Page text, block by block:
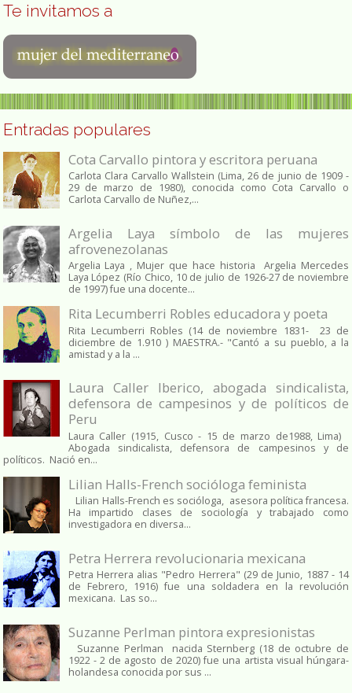
Te invitamos a
Entradas populares
Cota Carvallo pintora y escritora peruana
Carlota Clara Carvallo Wallstein (Lima, 26 de junio de 1909 -
29 de marzo de 1980), conocida como Cota Carvallo o
Carlota Carvallo de Nuñez,...
Argelia Laya símbolo de las mujeres
afrovenezolanas
Argelia Laya , Mujer que hace historia Argelia Mercedes
Laya López (Río Chico, 10 de julio de 1926-27 de noviembre
de 1997) fue una docente...
Rita Lecumberri Robles educadora y poeta
Rita Lecumberri Robles (14 de noviembre 1831- 23 de
diciembre de 1.910 ) MAESTRA.- "Cantó a su pueblo, a la
amistad y a la ...
Laura Caller Iberico, abogada sindicalista,
defensora de campesinos y de políticos de
Peru
Laura Caller (1915, Cusco - 15 de marzo de1988, Lima)
Abogada sindicalista, defensora de campesinos y de
políticos. Nació en...
Lilian Halls-French socióloga feminista
Lilian Halls-French es socióloga, asesora política francesa.
Ha impartido clases de sociología y trabajado como
investigadora en diversa...
Petra Herrera revolucionaria mexicana
Petra Herrera alias "Pedro Herrera" (29 de Junio, 1887 - 14
de Febrero, 1916) fue una soldadera en la revolución
mexicana. Las so...
Suzanne Perlman pintora expresionistas
Suzanne Perlman nacida Sternberg (18 de octubre de
1922 - 2 de agosto de 2020) fue una artista visual húngara-
holandesa conocida por sus ...